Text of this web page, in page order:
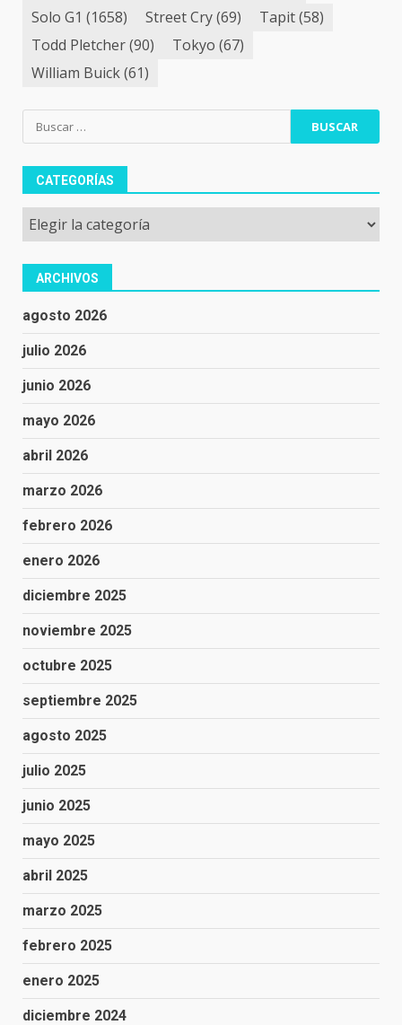
Solo G1 (1658) Street Cry(69) Tapit(58)
Todd Pletcher(90) Tokyo (67)
William Buick(61)
Buscar:
CATEGORÍAS
Categorías
ARCHIVOS
agosto 2026
julio 2026
junio 2026
mayo 2026
abril 2026
marzo 2026
febrero 2026
enero 2026
diciembre 2025
noviembre 2025
octubre 2025
septiembre 2025
agosto 2025
julio 2025
junio 2025
mayo 2025
abril 2025
marzo 2025
febrero 2025
enero 2025
diciembre 2024